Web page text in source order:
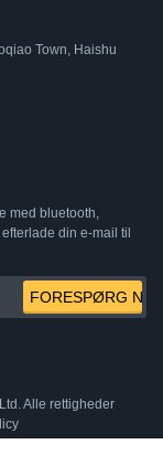
Town, Haishu
med bluetooth,
din e-mail til
Alle rettigheder